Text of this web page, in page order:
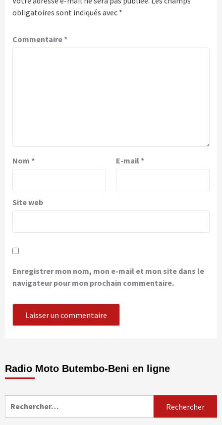
obligatoires sont indiqués avec *
Commentaire*
Nom * E-mail*
Site web
Enregistrer mon nom, mon e-mail et mon site dans le
navigateur pour mon prochain commentaire.
Radio Moto Butembo-Beni en ligne